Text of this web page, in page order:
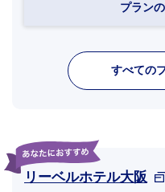
プラン
すべての
リーベルホテル大阪